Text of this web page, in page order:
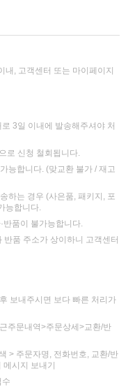
내, 고객센터 또는 마이페이지
3일 이내에 발송해주셔야 처
로 신청 철회됩니다.
능합니다. (맞교환 불가 / 재고
하는 경우 (사은품, 패키지, 포
능합니다.
반품이 불가능합니다.
품 주소가 상이하니 고객센터
보내주시면 보다 빠른 처리가
주문내역>주문상세>교환/반
> 주문자명, 전화번호, 교환/반
시지 보내기